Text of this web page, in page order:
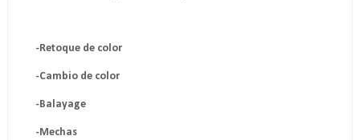
-Retoque de color
-Cambio de color
-Balayage
-Mechas